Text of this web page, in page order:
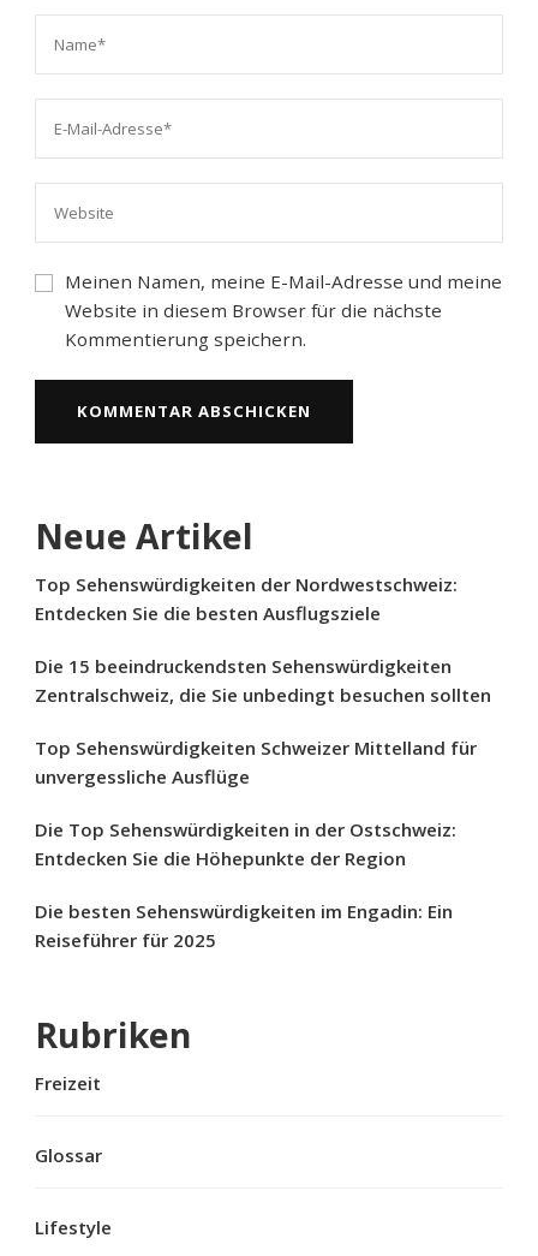
Meinen Namen, meine E-Mail-Adresse und meine
Website in diesem Browser für die nächste
Kommentierung speichern.
Neue Artikel
Top Sehenswürdigkeiten der Nordwestschweiz:
Entdecken Sie die besten Ausflugsziele
Die 15 beeindruckendsten Sehenswürdigkeiten
Zentralschweiz, die Sie unbedingt besuchen sollten
Top Sehenswürdigkeiten Schweizer Mittelland für
unvergessliche Ausflüge
Die Top Sehenswürdigkeiten in der Ostschweiz:
Entdecken Sie die Höhepunkte der Region
Die besten Sehenswürdigkeiten im Engadin: Ein
Reiseführer für 2025
Rubriken
Freizeit
Glossar
Lifestyle